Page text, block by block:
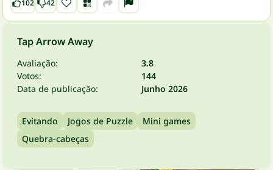
102 42
Tap Arrow Away
Avaliação:
3.8
Votos:
144
Data de publicação:
Junho 2026
Evitando Jogos de Puzzle
Mini games
Quebra-cabeças